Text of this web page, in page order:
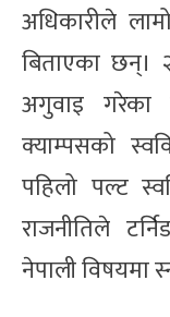
अधिकारीले
बिताएका छन्।
अगुवाइ गरेका
क्याम्पसको
पहिलो पल्ट
राजनीतिले
नेपाली विषयमा